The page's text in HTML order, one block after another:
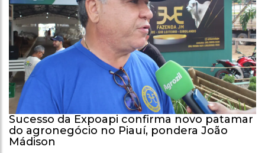
Sucesso da Expoapi confirma novo patamar
do agronegócio no Piauí, pondera João
Mádison